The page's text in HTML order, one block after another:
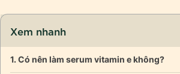
Xem nhanh
Có nên làm serum vitamin e không?